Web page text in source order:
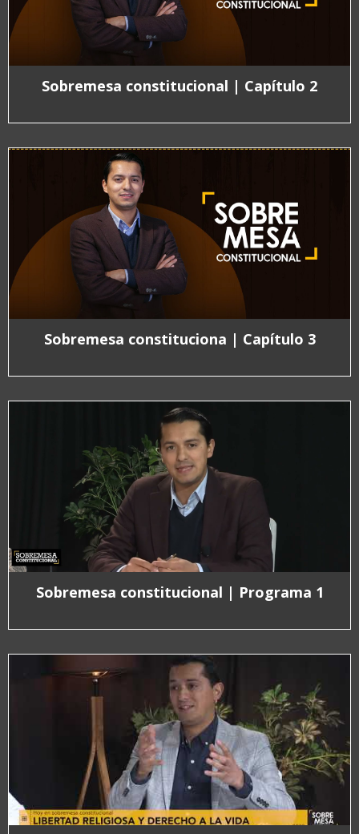
Sobremesa constitucional | Capítulo 2
Sobremesa constituciona | Capítulo 3
Sobremesa constitucional | Programa 1